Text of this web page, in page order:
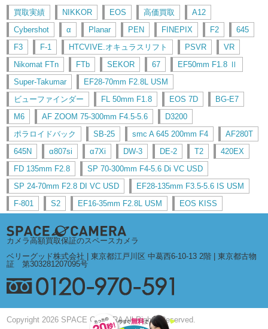
買取実績 NIKKOR EOS 高価買取
A12
Cybershot
α Planar PEN FINEPIX F2
645
F3
F-1 HTCVIVE.オキュラスリフト PSVR
VR
Nikomat FTn
FTb SEKOR 67
EF50mm F1.8 Ⅱ
Super-Takumar
EF28-70mm F2.8L USM
ビューファインダー
FL 50mm F1.8 EOS 7D
BG-E7
M6
AF ZOOM 75-300mm F4.5-5.6
D3200
ポラロイドバック
SB-25 smc A 645 200mm F4
AF280T
645N
α807si α7Xi DW-3 DE-2 T2
420EX
FD 135mm F2.8
SP 70-300mm F4-5.6 Di VC USD
SP 24-70mm F2.8 DI VC USD
EF28-135mm F3.5-5.6 IS USM
F-801
S2 EF16-35mm F2.8L USM EOS KISS
カメラ高額買取保証のスペースカメラ
ベリーグッド株式会社 | 東京都江戸川区 中葛西6-10-13 2階 | 東京都古物
証 第303281207095号
Copyright 2026 SPACE CAMERA All Rights Reserved.